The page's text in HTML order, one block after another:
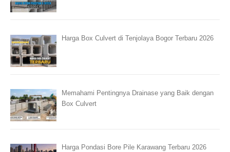
Harga Box Culvert di Tenjolaya Bogor Terbaru 2026
Memahami Pentingnya Drainase yang Baik dengan
Box Culvert
Harga Pondasi Bore Pile Karawang Terbaru 2026